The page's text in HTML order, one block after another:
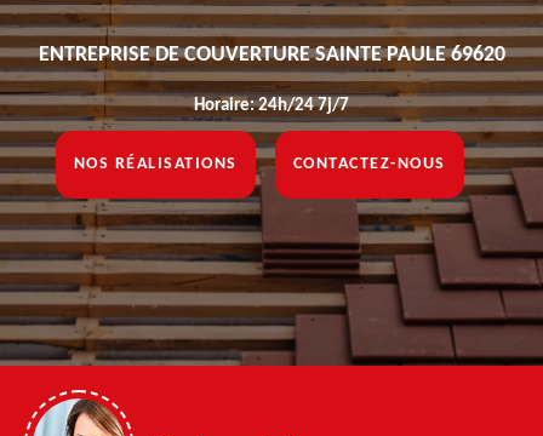
ENTREPRISE DE COUVERTURE SAINTE PAULE 69620
Horaire: 24h/24 7j/7
NOS RÉALISATIONS CONTACTEZ-NOUS